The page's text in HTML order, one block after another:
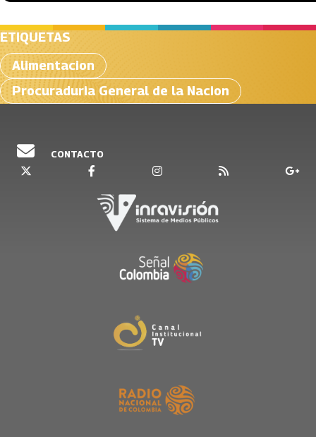
ETIQUETAS
Alimentacion
Procuraduria General de la Nacion
CONTACTO